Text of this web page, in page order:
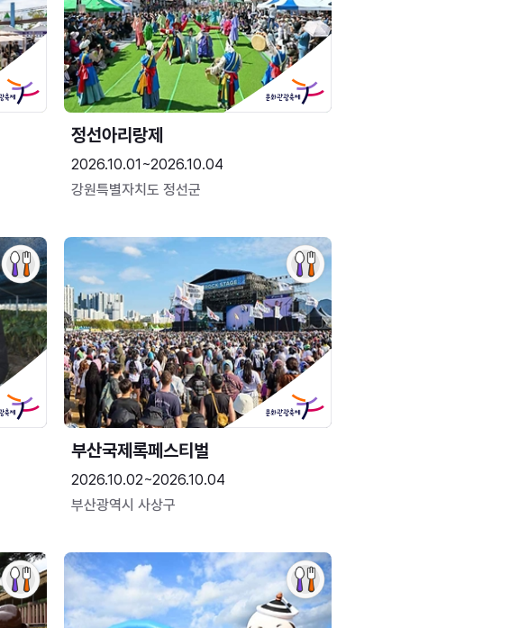
정선아리랑제
2026.10.01~2026.10.04
강원특별자치도 정선군
부산국제록페스티벌
2026.10.02~2026.10.04
부산광역시 사상구